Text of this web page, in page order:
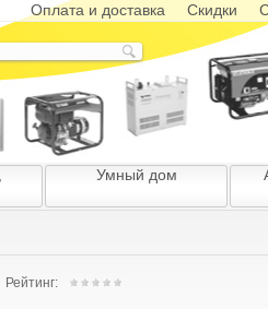
Рейтинг:
Умный дом
Оплата и доставка Скидки